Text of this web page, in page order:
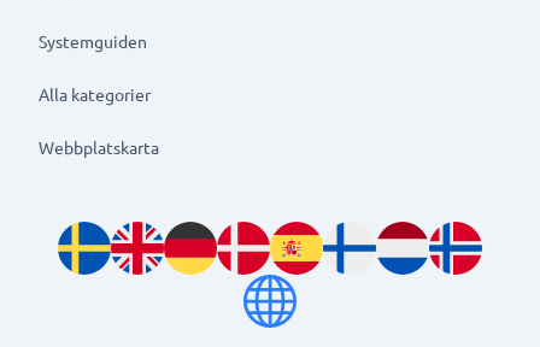
Systemguiden
Alla kategorier
Webbplatskarta